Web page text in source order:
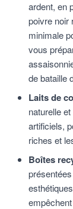
ardent, en
poivre noir
minimale
vous
de bataille
Laits de
naturelle
artificiels,
riches et
Boîtes